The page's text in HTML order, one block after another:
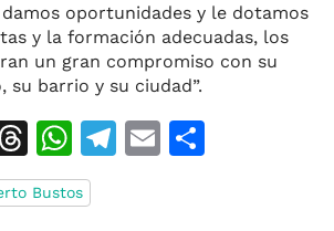
oportunidades y le dotamos
y la formación adecuadas, los
un gran compromiso con su
su barrio y su ciudad”.
T
h
re
W
h
at
T
E
Bustos